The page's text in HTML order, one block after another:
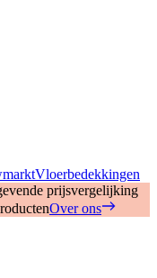
Vloerbedekkingen
prijsvergelijking
Over ons